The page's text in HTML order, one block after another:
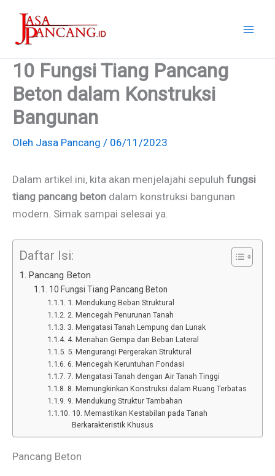
konten
10 Fungsi Tiang Pancang
Beton dalam Konstruksi
Bangunan
Oleh Jasa Pancang / 06/11/2023
Dalam artikel ini, kita akan menjelajahi sepuluh fungsi
tiang pancang beton dalam konstruksi bangunan
modern. Simak sampai selesai ya.
Daftar Isi:
Pancang Beton
10 Fungsi Tiang Pancang Beton
1. Mendukung Beban Struktural
2. Mencegah Penurunan Tanah
3. Mengatasi Tanah Lempung dan Lunak
4. Menahan Gempa dan Beban Lateral
5. Mengurangi Pergerakan Struktural
6. Mencegah Keruntuhan Fondasi
7. Mengatasi Tanah dengan Air Tanah Tinggi
8. Memungkinkan Konstruksi dalam Ruang Terbatas
9. Mendukung Struktur Tambahan
10. Memastikan Kestabilan pada Tanah
Berkarakteristik Khusus
Pancang Beton